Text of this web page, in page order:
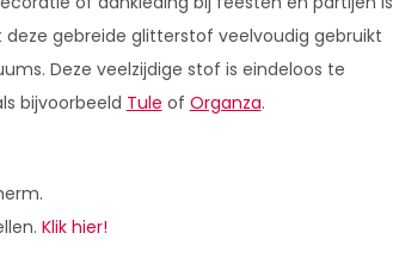
gebreide glitterstof veelvoudig gebruikt
Deze veelzijdige stof is eindeloos te
bijvoorbeeld Tule of Organza.
Klik hier!